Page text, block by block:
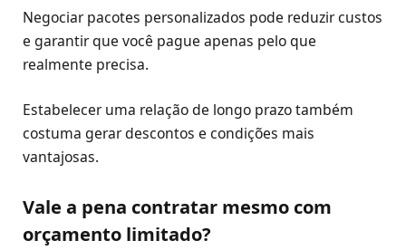
Negociar pacotes personalizados pode reduzir custos
e garantir que você pague apenas pelo que
realmente precisa.
Estabelecer uma relação de longo prazo também
costuma gerar descontos e condições mais
vantajosas.
Vale a pena contratar mesmo com
orçamento limitado?